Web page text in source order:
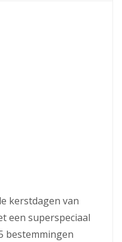
kerstdagen van
een superspeciaal
bestemmingen